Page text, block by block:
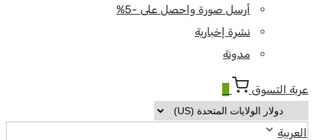
أرسل صورة واحصل على -5%
نشرة إخبارية
مدونة
عربة التسوق
العربية